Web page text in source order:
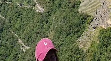
VRIJWILLIGERS